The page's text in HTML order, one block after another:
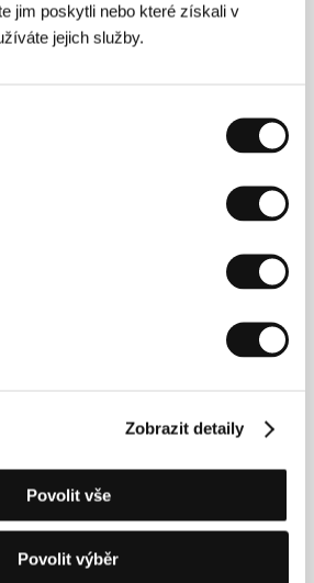
jim poskytli nebo které získali v
jejich služby.
Zobrazit detaily
Povolit vše
Povolit výběr
, 2022, dok.).